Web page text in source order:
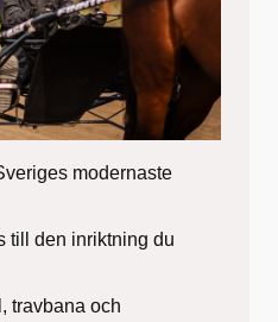
modernaste
till den inriktning du
travbana och